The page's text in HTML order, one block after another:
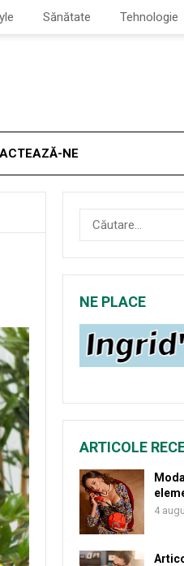
Sănătate Tehnologie
NE
Caută
după:
NE PLACE
ARTICOLE
4